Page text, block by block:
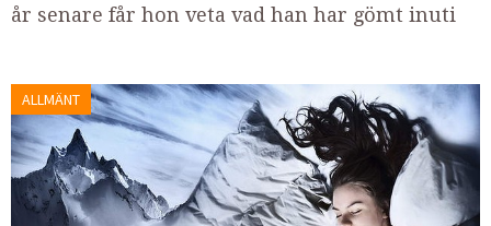
år senare får hon veta vad han har gömt inuti
ALLMÄNT